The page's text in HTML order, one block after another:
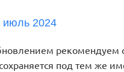
июль 2024
рекомендуем
под тем же